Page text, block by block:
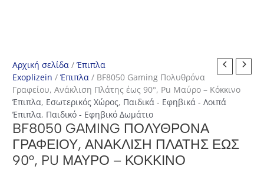
Αρχική σελίδα /Έπιπλα
Exoplizein /Έπιπλα / BF8050 Gaming Πολυθρόνα
Γραφείου, Ανάκλιση Πλάτης έως 90°, Pu Μαύρο – Κόκκινο
Έπιπλα, Εσωτερικός Χώρος, Παιδικά - Εφηβικά - Λοιπά
Έπιπλα, Παιδικό - Εφηβικό Δωμάτιο
BF8050 GAMING ΠΟΛΥΘΡΌΝΑ
ΓΡΑΦΕΊΟΥ, ΑΝΆΚΛΙΣΗ ΠΛΆΤΗΣ ΈΩΣ
90°, PU ΜΑΎΡΟ – ΚΌΚΚΙΝΟ